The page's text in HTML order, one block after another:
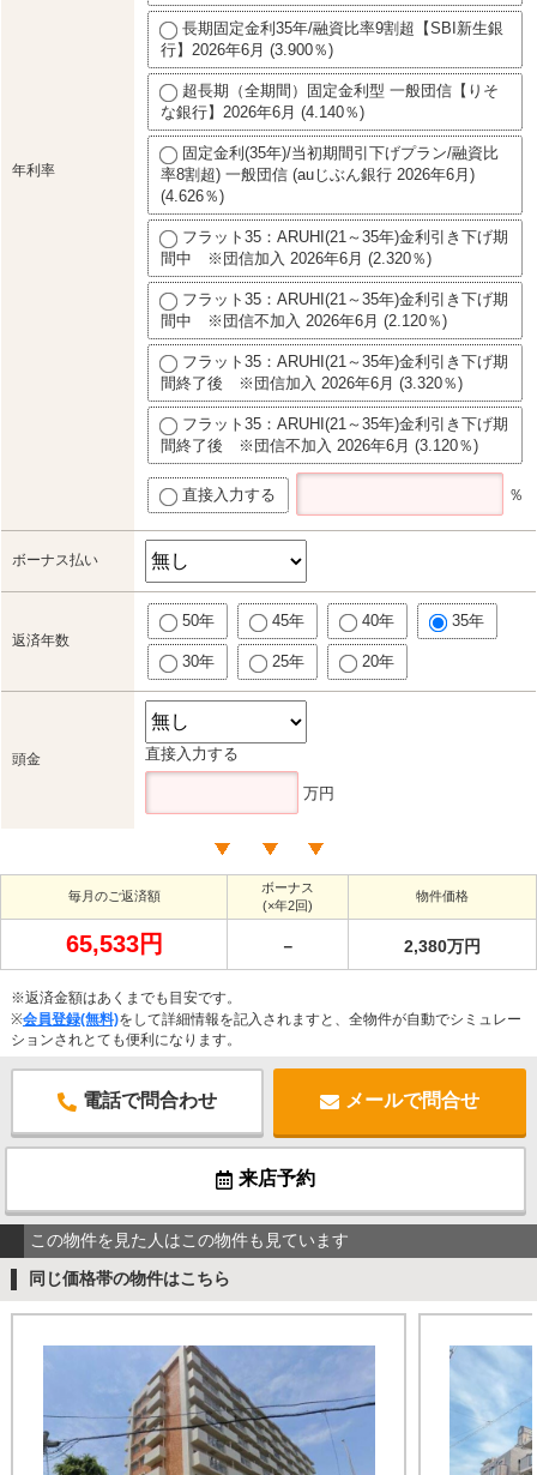
年利率
長期固定金利35年/融資比率9割超【SBI新生銀
行】2026年6月 (3.900％)
超長期（全期間）固定金利型 一般団信【りそ
な銀行】2026年6月 (4.140％)
固定金利(35年)/当初期間引下げプラン/融資比
率8割超) 一般団信 (auじぶん銀行 2026年6月)
(4.626％)
フラット35：ARUHI(21～35年)金利引き下げ期
間中 ※団信加入 2026年6月 (2.320％)
フラット35：ARUHI(21～35年)金利引き下げ期
間中 ※団信不加入 2026年6月 (2.120％)
フラット35：ARUHI(21～35年)金利引き下げ期
間終了後 ※団信加入 2026年6月 (3.320％)
フラット35：ARUHI(21～35年)金利引き下げ期
間終了後 ※団信不加入 2026年6月 (3.120％)
直接入力する ％
ボーナス払い
返済年数
50年 45年 40年 35年
30年 25年 20年
頭金 直接入力する
万円
毎月のご返済額
ボーナス
(×年2回)
物件価格
65,533円 － 2,380万円
※返済金額はあくまでも目安です。
※会員登録(無料)をして詳細情報を記入されますと、全物件が自動でシミュレー
ションされとても便利になります。
電話で問合わせ メールで問合せ
来店予約
この物件を見た人はこの物件も見ています
同じ価格帯の物件はこちら